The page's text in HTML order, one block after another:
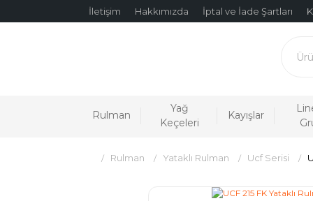
İletişim Hakkımızda İptal ve İade Şartları
Rulman
Yağ
Keçeleri
Kayışlar
Rulman Yataklı Rulman Ucf Serisi